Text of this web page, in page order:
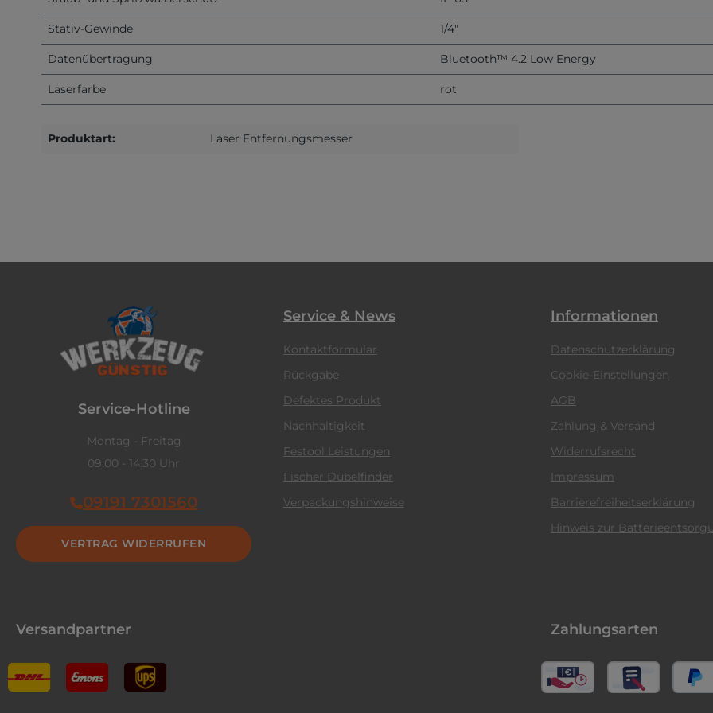
Stativ-Gewinde 1/4"
Datenübertragung Bluetooth™ 4.2 Low Energy
Laserfarbe rot
Produktart: Laser Entfernungsmesser
Service-Hotline
Montag - Freitag
09:00 - 14:30 Uhr
09191 7301560
VERTRAG WIDERRUFEN
Service & News
Kontaktformular
Rückgabe
Defektes Produkt
Nachhaltigkeit
Festool Leistungen
Fischer Dübelfinder
Verpackungshinweise
Informationen
Datenschutzerklärung
Cookie-Einstellungen
AGB
Zahlung & Versand
Widerrufsrecht
Impressum
Barrierefreiheitserklärung
Hinweis zur
Versandpartner Zahlungsarten